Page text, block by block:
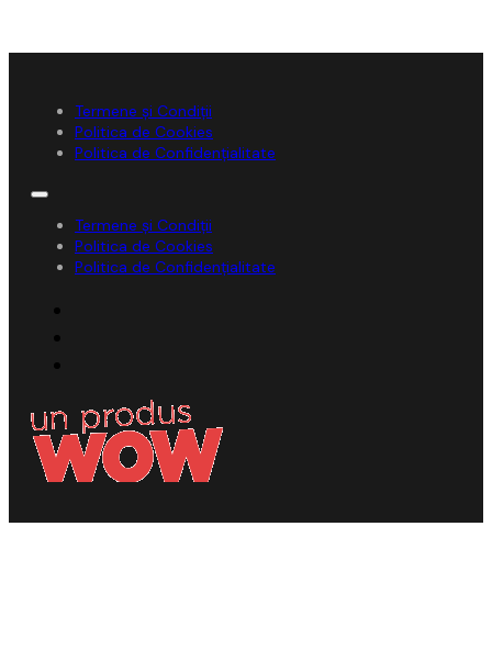
Termene și Condiții
Politica de Cookies
Politica de Confidențialitate
Termene și Condiții
Politica de Cookies
Politica de Confidențialitate